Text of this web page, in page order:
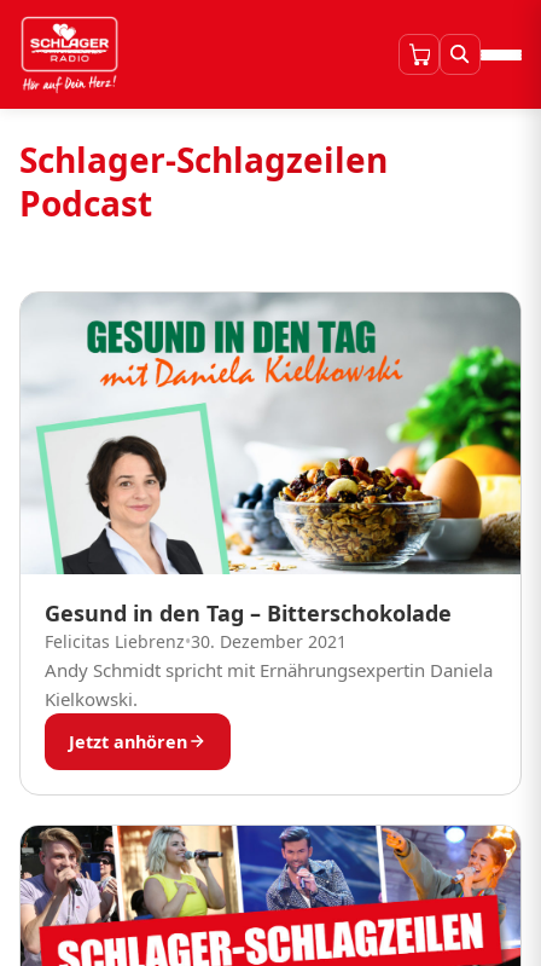
Schlager-Schlagzeilen
Podcast
Gesund in den Tag – Bitterschokolade
Felicitas Liebrenz•30. Dezember 2021
Andy Schmidt spricht mit Ernährungsexpertin Daniela
Kielkowski.
Jetzt anhören